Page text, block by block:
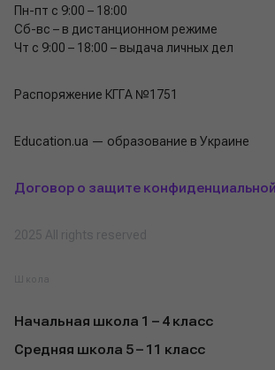
Пн-пт с 9:00 – 18:00
Сб-вс – в дистанционном режиме
Чт с 9:00 – 18:00 – выдача личных дел
Распоряжение КГГА №1751
Education.ua — образование в Украине
Договор о защите
2025 All rights reserved
Школа
Начальная школа 1 – 4 класс
Средняя школа 5 – 11 класс